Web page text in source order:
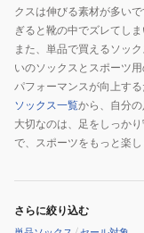
クスは伸びる素材が多い
ぎると靴の中でズレてしま
また、単品で買えるソッ
いのソックスとスポーツ
パフォーマンスが向上す
ソックス一覧から、自分
大切なのは、足をしっか
で、スポーツをもっと楽
さらに絞り込む